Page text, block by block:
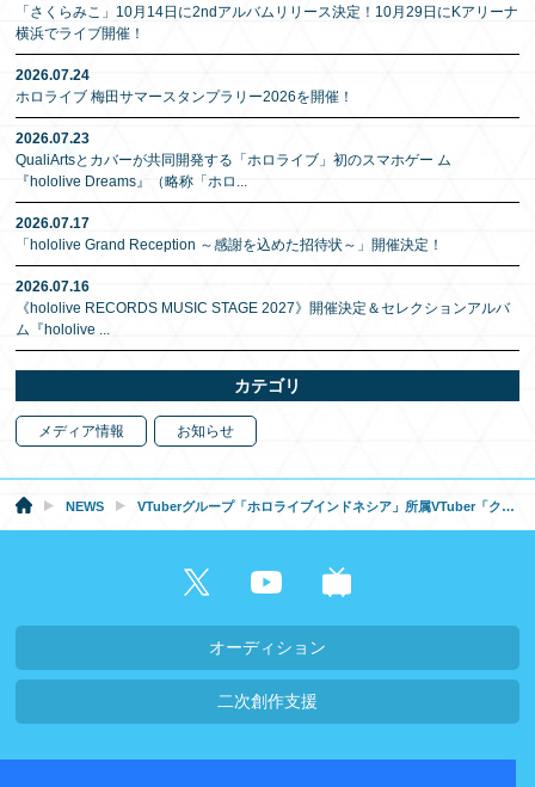
「さくらみこ」10月14日に2ndアルバムリリース決定！10月29日にKアリーナ
横浜でライブ開催！
2026.07.24
ホロライブ 梅田サマースタンプラリー2026を開催！
2026.07.23
QualiArtsとカバーが共同開発する「ホロライブ」初のスマホゲー ム
『hololive Dreams』（略称「ホロ ...
2026.07.17
「hololive Grand Reception ～感謝を込めた招待状～」開催決定！
2026.07.16
《hololive RECORDS MUSIC STAGE 2027》開催決定＆セレクションアルバ
ム『hololive ...
カテゴリ
メディア情報 お知らせ
NEWS VTuberグループ「ホロライブインドネシア」所属VTuber「クレイジー・オリー」がYouTubeチャンネル登録者数100万人突破！
オーディション
二次創作支援